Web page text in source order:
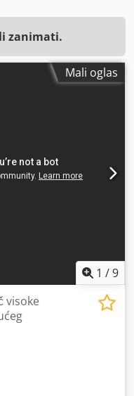
zanimati.
Mali oglas
1 /9
visoke